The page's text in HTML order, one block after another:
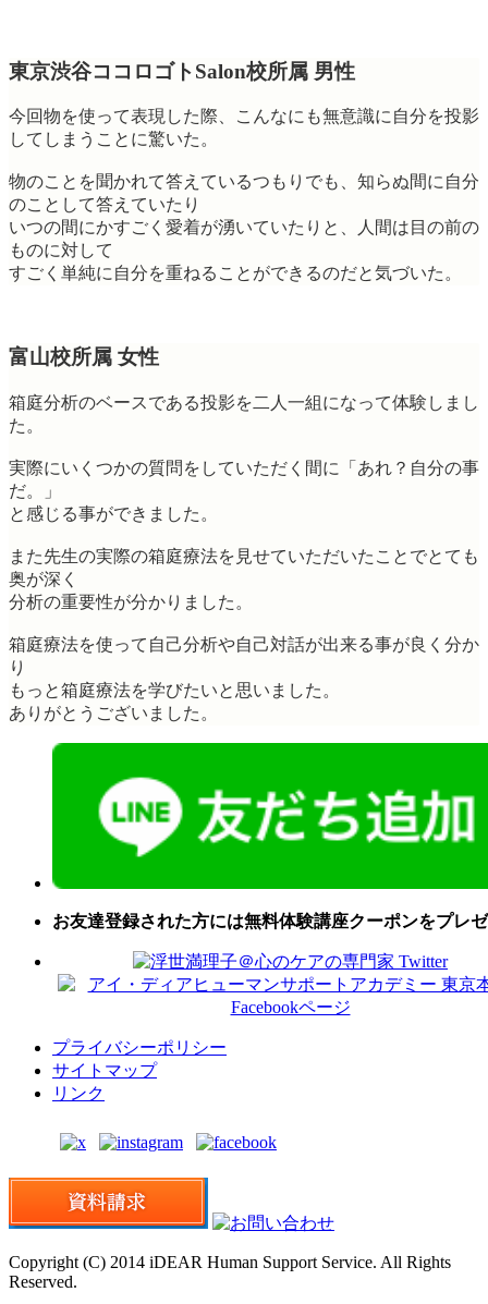
東京渋谷ココロゴトSalon校所属 男性
今回物を使って表現した際、こんなにも無意識に自分を投影
してしまうことに驚いた。
物のことを聞かれて答えているつもりでも、知らぬ間に自分
のことして答えていたり
いつの間にかすごく愛着が湧いていたりと、人間は目の前の
ものに対して
すごく単純に自分を重ねることができるのだと気づいた。
富山校所属 女性
箱庭分析のベースである投影を二人一組になって体験しまし
た。
実際にいくつかの質問をしていただく間に「あれ？自分の事
だ。」
と感じる事ができました。
また先生の実際の箱庭療法を見せていただいたことでとても
奥が深く
分析の重要性が分かりました。
箱庭療法を使って自己分析や自己対話が出来る事が良く分か
り
もっと箱庭療法を学びたいと思いました。
ありがとうございました。
お友達登録された方には無料体験講座クーポンをプレ
プライバシーポリシー
サイトマップ
リンク
Copyright (C) 2014 iDEAR Human Support Service. All Rights
Reserved.